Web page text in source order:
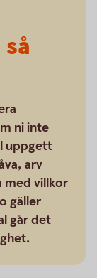
ni inte
uppgett
arv
med villkor
gäller
går det